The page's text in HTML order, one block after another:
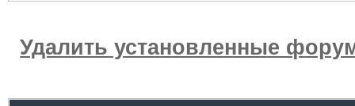
Удалить установленные